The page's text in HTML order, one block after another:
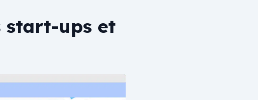
start-ups et